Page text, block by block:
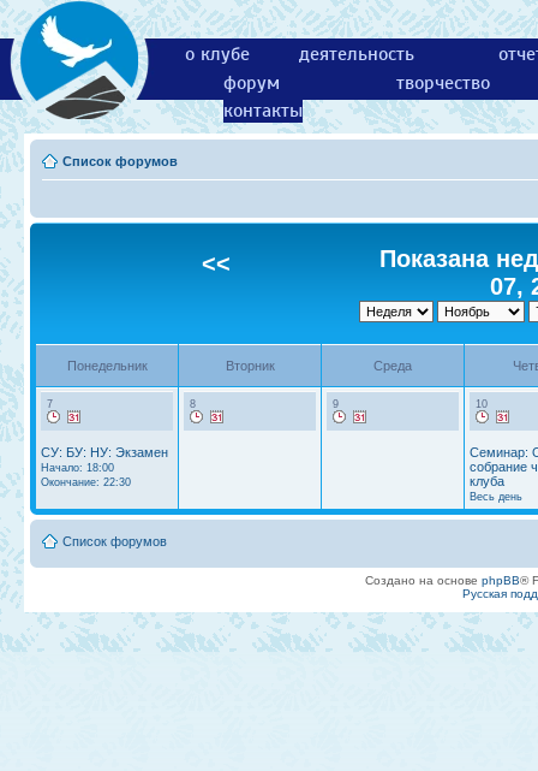
о клубе деятельность
форум
творчество
контакты
Список форумов
<<
Показана
07,
Понедельник Вторник Среда
7
СУ: БУ: НУ: Экзамен
Начало: 18:00
Окончание: 22:30
8 9 10
Семинар:
собрание
клуба
Весь день
Список форумов
Создано на основе phpBB®
Русская